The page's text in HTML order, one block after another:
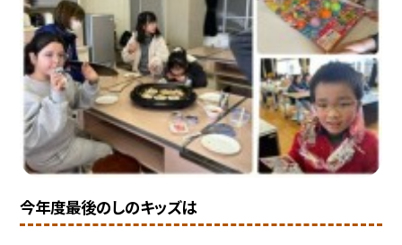
今年度最後のしのキッズは